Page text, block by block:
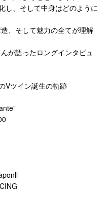
し、そして中身はどのように
、そして魅力の全てが理解
が語ったロングインタビュ
Vツイン誕生の軌跡